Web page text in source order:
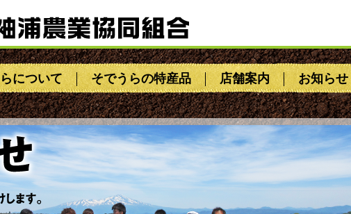
について そでうらの特産品 店舗案内 お知らせ